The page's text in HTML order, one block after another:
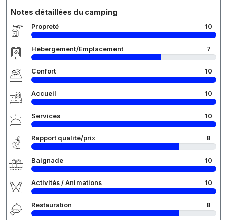
Notes détaillées du camping
Propreté 10
Hébergement/Emplacement 7
Confort 10
Accueil 10
Services 10
Rapport qualité/prix 8
Baignade 10
Activités / Animations 10
Restauration 8